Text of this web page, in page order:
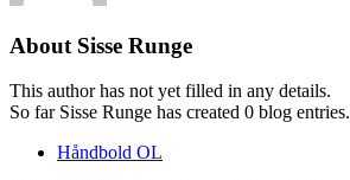
About Sisse Runge
This author has not yet filled in any details.
So far Sisse Runge has created 0 blog entries.
Håndbold OL